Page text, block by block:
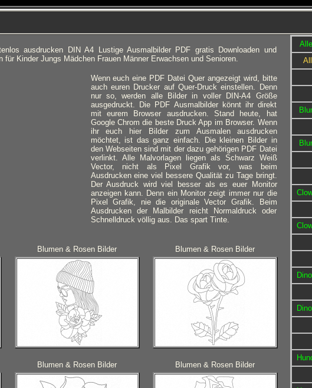
ausdrucken DIN A4 Lustige Ausmalbilder PDF gratis Downloaden und
für Kinder Jungs Mädchen Frauen Männer Erwachsen und Senioren.
Wenn euch eine PDF Datei Quer angezeigt wird, bitte
auch euren Drucker auf Quer-Druck einstellen. Denn
nur so, werden alle Bilder in voller DIN-A4 Größe
ausgedruckt. Die PDF Ausmalbilder könnt ihr direkt
mit eurem Browser ausdrucken. Stand heute, hat
Google Chrom die beste Druck App im Browser. Wenn
ihr euch hier Bilder zum Ausmalen ausdrucken
möchtet, ist das ganz einfach. Die kleinen Bilder in
den Webseiten sind mit der dazu gehörigen PDF Datei
verlinkt. Alle Malvorlagen liegen als Schwarz Weiß
Vector, nicht als Pixel Grafik vor, was beim
Ausdrucken eine viel bessere Qualität zu Tage bringt.
Der Ausdruck wird viel besser als es euer Monitor
anzeigen kann. Denn ein Monitor zeigt immer nur die
Pixel Grafik, nie die originale Vector Grafik. Beim
Ausdrucken der Malbilder reicht Normaldruck oder
Schnelldruck völlig aus. Das spart Tinte.
Blumen & Rosen Bilder Blumen & Rosen Bilder
Blumen & Rosen Bilder Blumen & Rosen Bilder